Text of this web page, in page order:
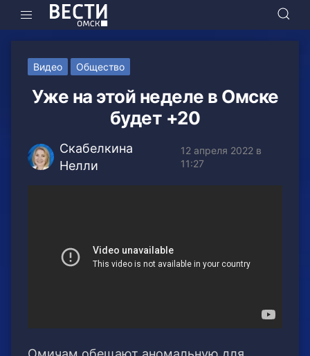
Видео Общество
Уже на этой неделе в Омске
будет +20
Скабелкина
Нелли
12 апреля 2022 в
11:27